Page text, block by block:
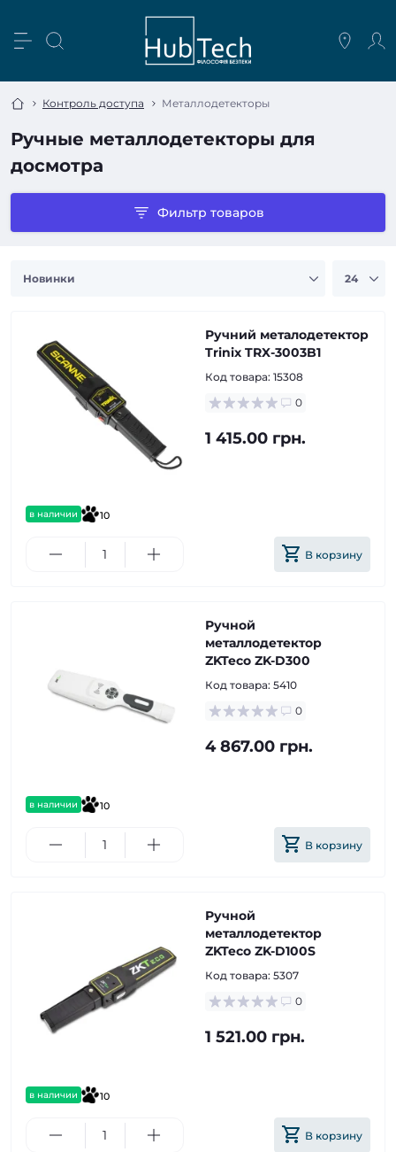
Контроль доступа Металлодетекторы
Ручные металлодетекторы для
досмотра
Фильтр товаров
в наличии 10
Ручний металодетектор
Trinix TRX-3003B1
Код товара: 15308
0
1 415.00 грн.
В корзину
в наличии 10
Ручной
металлодетектор
ZKTeco ZK-D300
Код товара: 5410
0
4 867.00 грн.
В корзину
в наличии 10
Ручной
металлодетектор
ZKTeco ZK-D100S
Код товара: 5307
0
1 521.00 грн.
В корзину